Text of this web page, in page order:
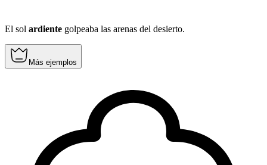
El sol ardiente golpeaba las arenas del desierto.
Más ejemplos